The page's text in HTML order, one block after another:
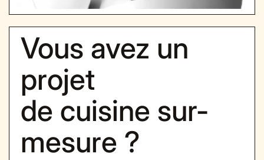
Vous avez un
projet
de cuisine sur-
mesure ?